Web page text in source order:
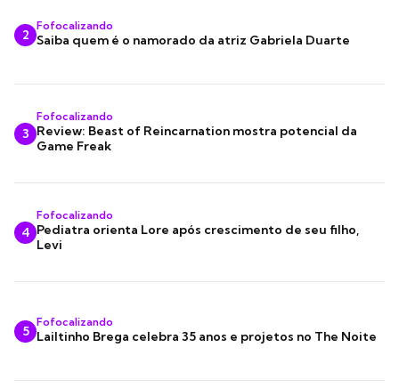
2
Fofocalizando
Saiba quem é o namorado da atriz Gabriela Duarte
3
Fofocalizando
Review: Beast of Reincarnation mostra potencial da
Game Freak
4
Fofocalizando
Pediatra orienta Lore após crescimento de seu filho,
Levi
5
Fofocalizando
Lailtinho Brega celebra 35 anos e projetos no The Noite